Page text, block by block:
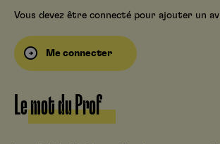
Vous devez être connecté pour ajouter un
Me connecter
Le mot du Prof